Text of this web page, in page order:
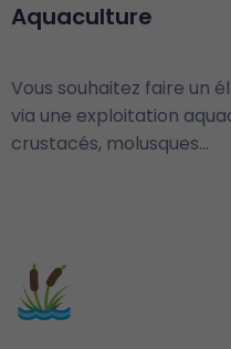
Aquaculture
Vous souhaitez faire un
via une exploitation
crustacés, molusques…